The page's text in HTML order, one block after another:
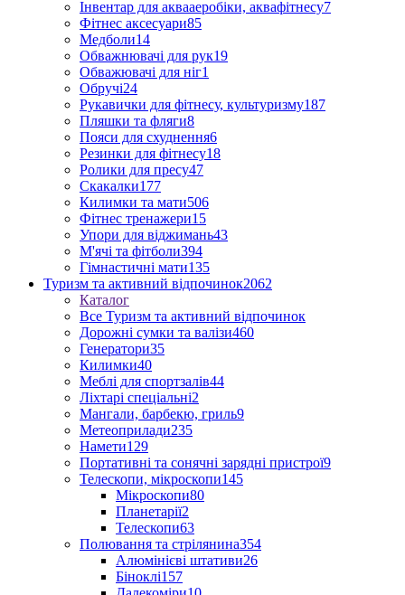
Інвентар для аквааеробіки, аквафітнесу7
Фітнес аксесуари85
Медболи14
Обважнювачі для рук19
Обважювачі для ніг1
Обручі24
Рукавички для фітнесу, культуризму187
Пляшки та фляги8
Пояси для схуднення6
Резинки для фітнесу18
Ролики для пресу47
Скакалки177
Килимки та мати506
Фітнес тренажери15
Упори для віджимань43
М'ячі та фітболи394
Гімнастичні мати135
Туризм та активний відпочинок2062
Каталог
Все Туризм та активний відпочинок
Дорожні сумки та валізи460
Генератори35
Килимки40
Меблі для спортзалів44
Ліхтарі спеціальні2
Мангали, барбекю, гриль9
Метеоприлади235
Намети129
Портативні та сонячні зарядні пристрої9
Телескопи, мікроскопи145
Мікроскопи80
Планетарії2
Телескопи63
Полювання та стрілянина354
Алюмінієві штативи26
Біноклі157